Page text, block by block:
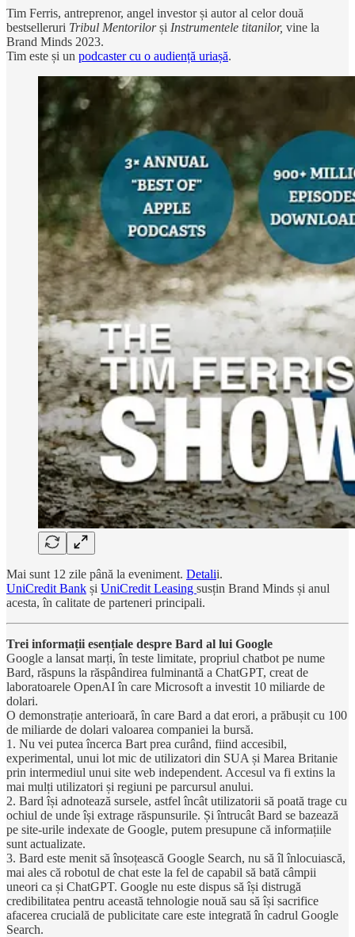
Tim Ferris, antreprenor, angel investor și autor al celor două
bestselleruri Tribul Mentorilorși Instrumentele titanilor, vine la
Brand Minds 2023.
Tim este și un podcaster cu o audiență uriașă.
Mai sunt 12 zile până la eveniment. Detalii.
UniCredit Bank și UniCredit Leasing susțin Brand Minds și anul
acesta, în calitate de parteneri principali.
Trei informații esențiale despre Bard al lui Google
Google a lansat marți, în teste limitate, propriul chatbot pe nume
Bard, răspuns la răspândirea fulminantă a ChatGPT, creat de
laboratoarele OpenAI în care Microsoft a investit 10 miliarde de
dolari.
O demonstrație anterioară, în care Bard a dat erori, a prăbușit cu 100
de miliarde de dolari valoarea companiei la bursă.
1. Nu vei putea încerca Bart prea curând, fiind accesibil,
experimental, unui lot mic de utilizatori din SUA și Marea Britanie
prin intermediul unui site web independent. Accesul va fi extins la
mai mulți utilizatori și regiuni pe parcursul anului.
2. Bard își adnotează sursele, astfel încât utilizatorii să poată trage cu
ochiul de unde își extrage răspunsurile. Și întrucât Bard se bazează
pe site-urile indexate de Google, putem presupune că informațiile
sunt actualizate.
3. Bard este menit să însoțească Google Search, nu să îl înlocuiască,
mai ales că robotul de chat este la fel de capabil să bată câmpii
uneori ca și ChatGPT. Google nu este dispus să își distrugă
credibilitatea pentru această tehnologie nouă sau să își sacrifice
afacerea crucială de publicitate care este integrată în cadrul Google
Search.